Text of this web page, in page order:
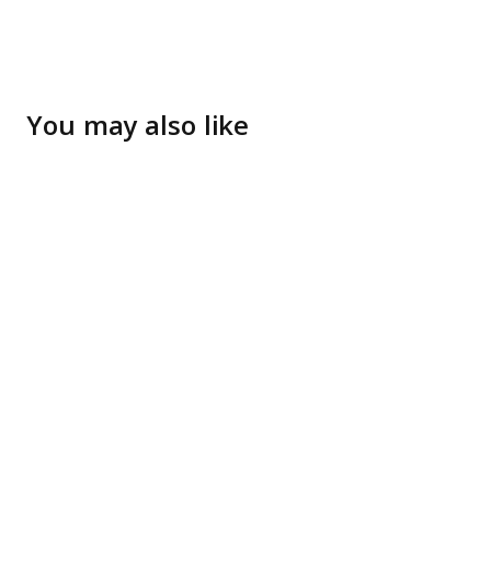
You may also like